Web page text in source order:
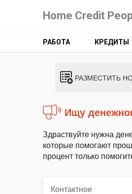
Home Credit
РАБОТА КРЕДИТЫ
РАЗМЕСТИТЬ
Ищу
Здраствуйте нужна
которые помогают
процент только
Контактное